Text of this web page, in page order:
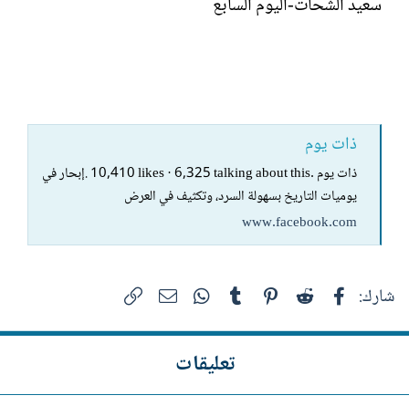
ذات يوم
‎ذات يوم‎. 10,410 likes · 6,325 talking about this. ‎إبحار في
يوميات التاريخ بسهولة السرد، وتكثيف في العرض‎
www.facebook.com
شارك: فيسبوك Reddit
Pinterest
Tumblr
WhatsAppالبريد الإلكتروني
تعليقات